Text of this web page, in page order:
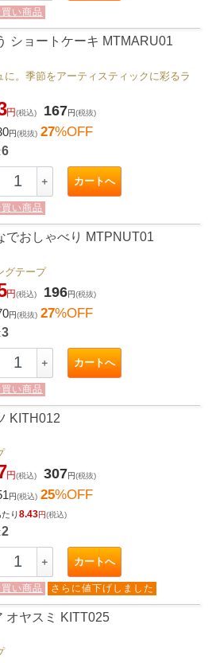
い商品
ショートケーキ MTMARU01
。季節をアーティスティックに彩るラ
円(税込) 167円(税抜)
円(税抜) 27%OFF
6
＋ カートへ
い商品
でおしゃべり MTPNUT01
グテープ
円(税込) 196円(税抜)
円(税抜) 27%OFF
3
＋ カートへ
い商品
KITH012
円(税込) 307円(税抜)
円(税込) 25%OFF
たり8.43円(税込)
2
＋ カートへ
い商品 さらに値下げしました
オヤスミ KITT025